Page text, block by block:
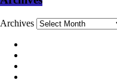
Archives